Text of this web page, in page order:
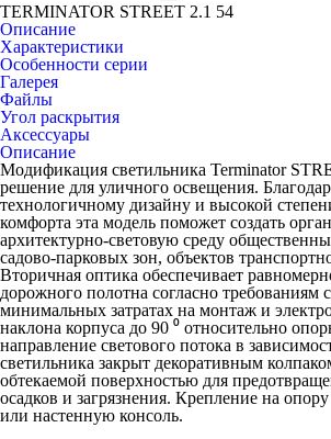
TERMINATOR STREET 2.1 54
Описание
Характеристики
Особенности серии
Галерея
Файлы
Угол раскрытия
Аксессуары
Описание
Модификация светильника Terminator
решение для уличного освещения.
технологичному дизайну и высокой
комфорта эта модель поможет создать
архитектурно-световую среду
садово-парковых зон, объектов
Вторичная оптика обеспечивает
дорожного полотна согласно требованиям
минимальных затратах на монтаж и
наклона корпуса до 90 ⁰ относительно
направление светового потока в
светильника закрыт декоративным
обтекаемой поверхностью для
осадков и загрязнения. Крепление на
или настенную консоль.